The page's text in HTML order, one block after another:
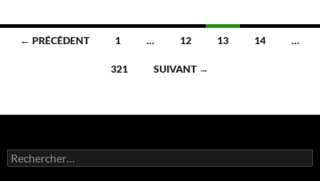
Navigation
← PRÉCÉDENT 1 … 12 13 14 …
321 SUIVANT →
Rechercher :